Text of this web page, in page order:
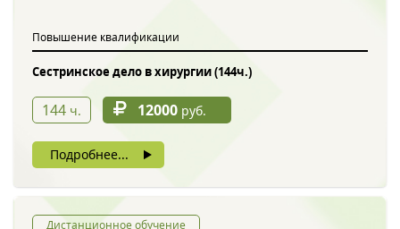
Повышение квалификации
Сестринское дело в хирургии (144ч.)
144 ч. 12000 руб.
Подробнее...
Дистанционное обучение